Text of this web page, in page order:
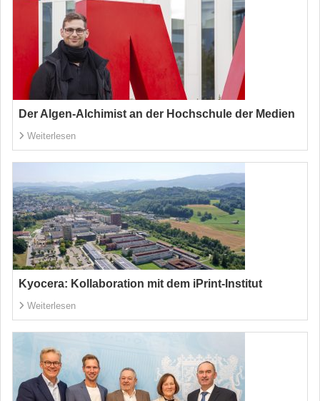
Der Algen-Alchimist an der Hochschule der Medien
Weiterlesen
Kyocera: Kollaboration mit dem iPrint-Institut
Weiterlesen